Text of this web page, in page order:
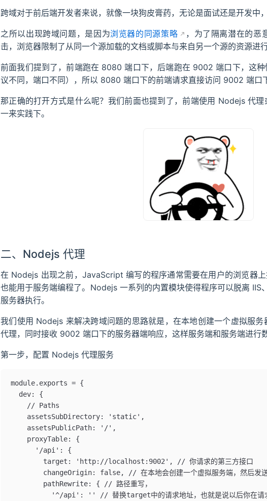
跨域对于前后端开发者来说，就像一块狗皮膏药，无论是面试还是开发中
之所以出现跨域问题，是因为浏览器的同源策略
，为了隔离潜在的恶
击，浏览器限制了从同一个源加载的文档或脚本与来自另一个源的资源进行
前面我们提到了，前端跑在 8080 端口下，后端跑在 9002 端口下，这
议不同，端口不同），所以 8080 端口下的前端请求直接访问 9002 端口
那正确的打开方式是什么呢？我们前面也提到了，前端使用 Nodejs 代
一来实践下。
二、Nodejs 代理
在 Nodejs 出现之前，JavaScript 编写的程序通常需要在用户的浏览器
也能用于服务端编程了。Nodejs 一系列的内置模块使得程序可以脱离
服务器执行。
我们使用 Nodejs 来解决跨域问题的思路就是，在本地创建一个虚拟服
代理，同时接收 9002 端口下的服务器端响应，这样服务端和服务端进行
第一步，配置 Nodejs 代理服务
module.exports = {
  dev: {
    // Paths
    assetsSubDirectory: 'static',
    assetsPublicPath: '/',
    proxyTable: {
      '/api': {
        target: 'http://localhost:9002', // 你请求的第三方接口
changeOrigin: false, // 在本地会创建一个虚拟服务端，然后发送
        pathRewrite: { // 路径重写，
'^/api': '' // 替换target中的请求地址，也就是说以后你在